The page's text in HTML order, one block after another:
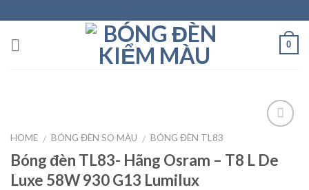
to
content
0
Add to
HOME / BÓNG ĐÈN SO MÀU / BÓNG ĐÈN TL83
Bóng đèn TL83- Hãng Osram – T8 L De
Luxe 58W 930 G13 Lumilux